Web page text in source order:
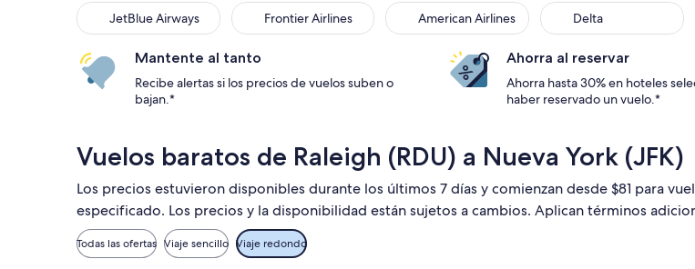
JetBlue Airways
JetBlue Airways Frontier Airlines
Frontier Airlines American Airlines
American Airlines Delta
Delta
Mantente al tanto
Recibe alertas si los precios de vuelos suben o
bajan.*
Ahorra al reservar
Ahorra hasta 30% en hoteles
haber reservado un vuelo.*
Vuelos baratos de Raleigh (RDU) a Nueva York (JFK)
Los precios estuvieron disponibles durante los últimos 7 días y comienzan desde $81 para
especificado. Los precios y la disponibilidad están sujetos a cambios. Aplican términos
Todas las ofertas Viaje sencillo Viaje redondo